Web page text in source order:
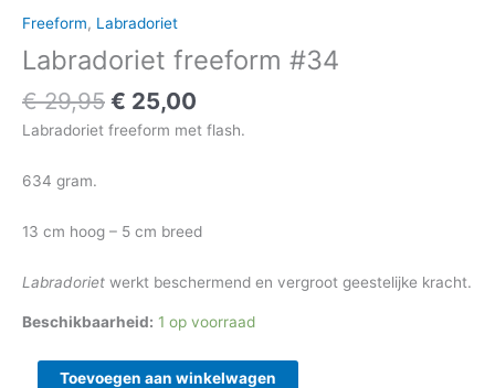
Freeform, Labradoriet
Labradoriet freeform #34
€29,95 € 25,00
Labradoriet freeform met flash.
634 gram.
13 cm hoog – 5 cm breed
Labradoriet werkt beschermend en vergroot geestelijke kracht.
Beschikbaarheid: 1 op voorraad
Toevoegen aan winkelwagen